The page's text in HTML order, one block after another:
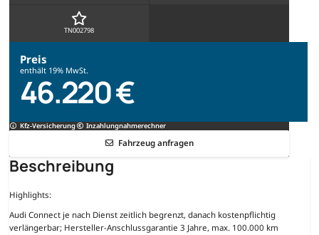
TN002798
Preis
enthält 19% MwSt.
46.220 €
Kfz-Versicherung Inzahlungnahmerechner
Fahrzeug anfragen
Beschreibung
Highlights:
Audi Connect je nach Dienst zeitlich begrenzt, danach kostenpflichtig
verlängerbar; Hersteller-Anschlussgarantie 3 Jahre, max. 100.000 km